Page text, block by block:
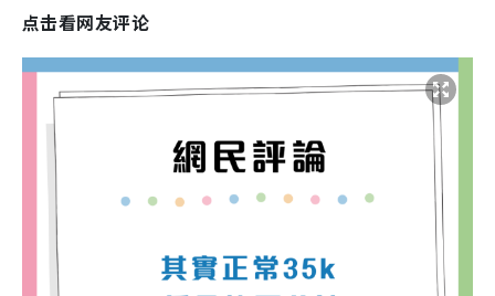
点击看网友评论